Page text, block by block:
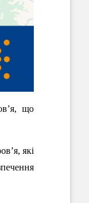
що
які